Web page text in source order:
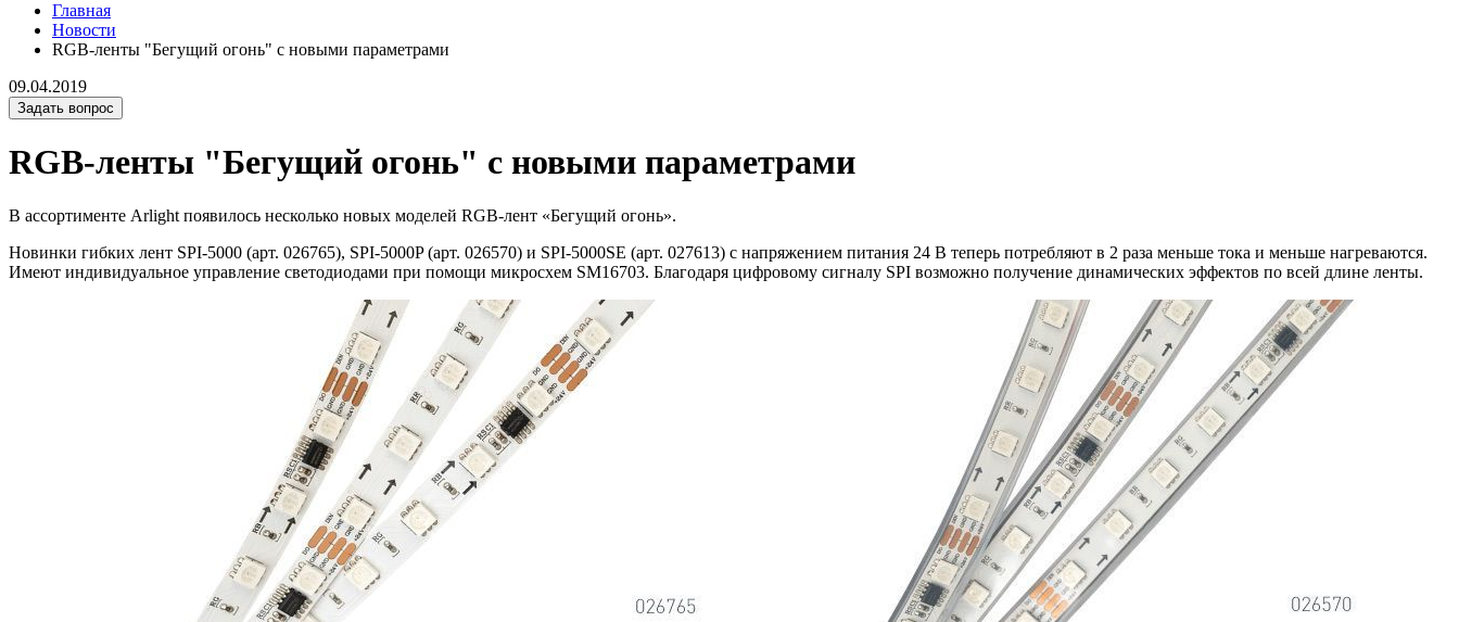
Главная
Новости
RGB-ленты "Бегущий огонь" с новыми параметрами
09.04.2019
Задать вопрос
RGB-ленты "Бегущий огонь" с новыми параметрами
В ассортименте Arlight появилось несколько новых моделей RGB-лент «Бегущий огонь».
Новинки гибких лент SPI-5000 (арт. 026765), SPI-5000P (арт. 026570) и SPI-5000SE (арт. 027613) с напряжением питания 24 В теперь потребляют в 2 раза меньше тока и меньше нагреваются.
Имеют индивидуальное управление светодиодами при помощи микросхем SM16703. Благодаря цифровому сигналу SPI возможно получение динамических эффектов по всей длине ленты.